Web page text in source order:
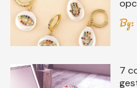
By:
7